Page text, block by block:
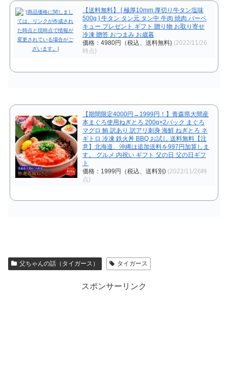
【送料無料】 [ 極厚10mm 厚切り牛タン塩味
500g ] 牛タン タン元 タン中 牛肉 焼肉 バーベ
キュー プレゼント ギフト 贈り物 お取り寄せ
冷凍 贈答 おつまみ お歳暮
価格：4980円（税込、送料無料) (2022/11/26
時点)
【期間限定4000円→1999円！】青森県大間産
本まぐろ使用ねぎとろ 200g×2パック まぐろ
マグロ 鮪 訳あり 訳アリ刺身 海鮮 ねぎとろ ネ
ギトロ 冷凍 鉄火丼 BBQ お試し 送料無料【注
意】北海道、沖縄は追加送料を997円加算しま
す。 グルメ 内祝い ギフト 父の日 父の日ギフ
ト
価格：1999円（税込、送料別) (2022/11/26時
点)
父ちゃんの話（タイガース） タイガース
スポンサーリンク